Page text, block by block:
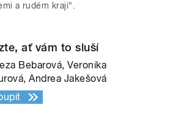
a rudém kraji“.
ať vám to sluší
Bebarová, Veronika
Andrea Jakešová